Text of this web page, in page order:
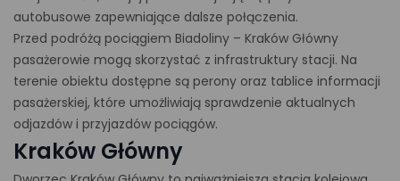
autobusowe zapewniające dalsze połączenia.
Przed podróżą pociągiem Biadoliny – Kraków Główny
pasażerowie mogą skorzystać z infrastruktury stacji. Na
terenie obiektu dostępne są perony oraz tablice informacji
pasażerskiej, które umożliwiają sprawdzenie aktualnych
odjazdów i przyjazdów pociągów.
Kraków Główny